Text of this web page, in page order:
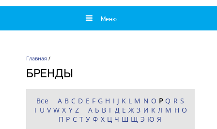
Меню
Главная/
БРЕНДЫ
Все A B C D E F G H I J K L M N O P Q R S
T U V W X Y Z А Б В Г Д Е Ж З И К Л М Н О
П Р С Т У Ф Х Ц Ч Ш Щ Э Ю Я